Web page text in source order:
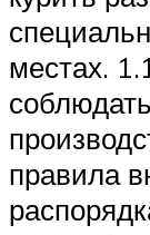
местах.
правила